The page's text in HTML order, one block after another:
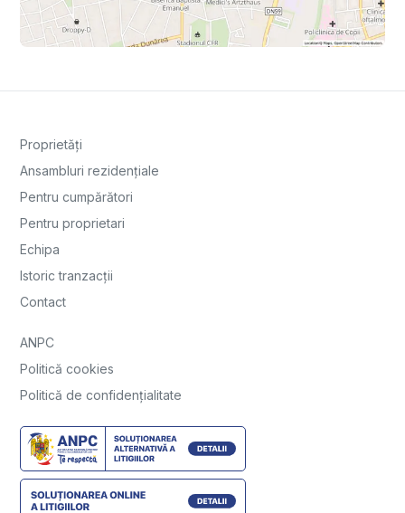
Proprietăți
Ansambluri rezidențiale
Pentru cumpărători
Pentru proprietari
Echipa
Istoric tranzacții
Contact
ANPC
Politică cookies
Politică de confidențialitate